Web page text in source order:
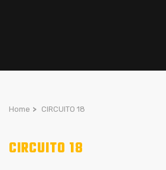
Home > CIRCUITO 18
CIRCUITO 18